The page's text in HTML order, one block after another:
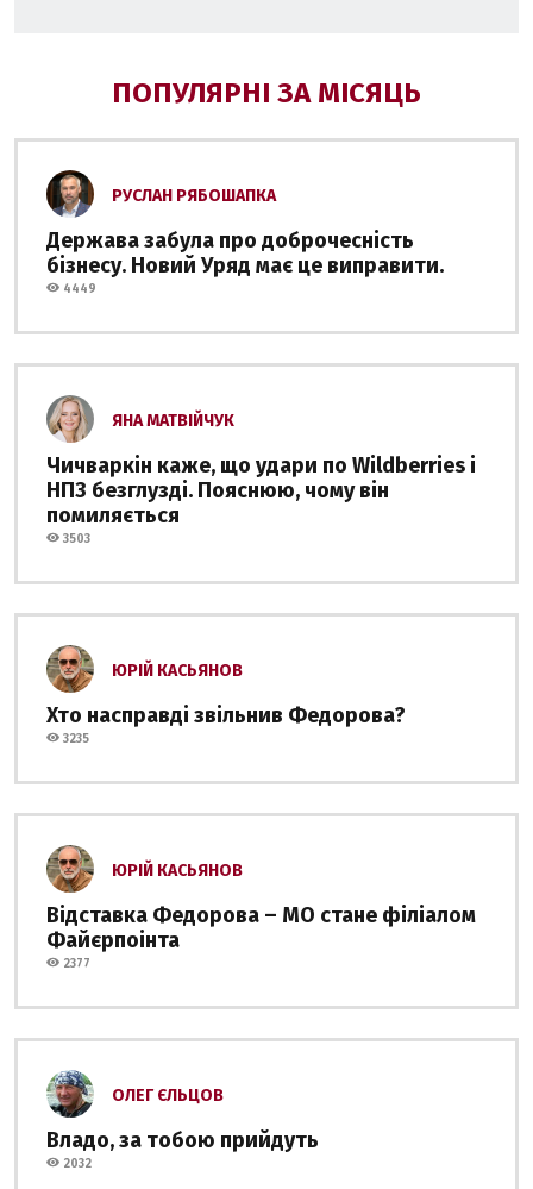
ПОПУЛЯРНІ ЗА МІСЯЦЬ
РУСЛАН РЯБОШАПКА
Держава забула про доброчесність
бізнесу. Новий Уряд має це виправити.
4449
ЯНА МАТВІЙЧУК
Чичваркін каже, що удари по Wildberries і
НПЗ безглузді. Пояснюю, чому він
помиляється
3503
ЮРІЙ КАСЬЯНОВ
Хто насправді звільнив Федорова?
3235
ЮРІЙ КАСЬЯНОВ
Відставка Федорова – МО стане філіалом
Файєрпоінта
2377
ОЛЕГ ЄЛЬЦОВ
Владо, за тобою прийдуть
2032